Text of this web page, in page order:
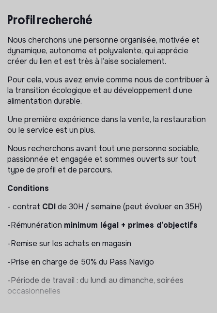
S’assurer de la satisfaction de tous nos client·es
Suivre si besoin les relations avec les producteurs
Nous travaillons en direct avec une centaine de
tous les jours
Gestion des commandes :
Réceptionner les commandes et entrer les bons de
livraison dans le logiciel de caisse et vérifier les
Réceptionner, installer les cagettes de fruits et
légumes et autres produits (manutention)
Gérer le système de consigne et leur retour au
fournisseur
Garder un commerce bien tenu
Participer à la tenue du magasin de manière à ce qu’il
soit accessible, propre et attractif
Optimiser le merchandising
Profil recherché
Nous cherchons une personne organisée, motivée et
dynamique, autonome et polyvalente, qui apprécie
créer du lien et est très à l’aise socialement.
Pour cela, vous avez envie comme nous de contribuer à
la transition écologique et au développement d’une
alimentation durable.
Une première expérience dans la vente, la restauration
ou le service est un plus.
Nous recherchons avant tout une personne sociable,
passionnée et engagée et sommes ouverts sur tout
type de profil et de parcours.
Conditions
- contrat CDIde 30H / semaine (peut évoluer en 35H)
-Rémunération minimum légal + primes d’objectifs
-Remise sur les achats en magasin
-Prise en charge de 50% du Pass Navigo
-Période de travail : du lundi au dimanche, soirées
occasionnelles